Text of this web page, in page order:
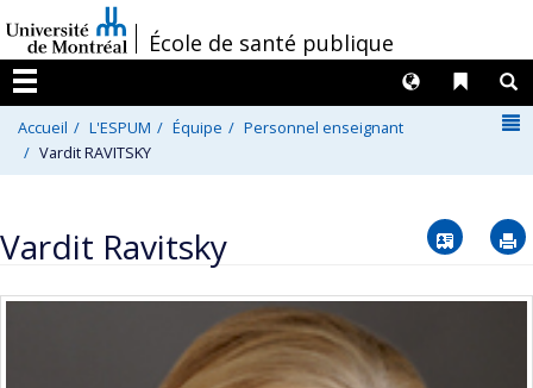
au
contenu
/École de santé publique
Menu
Liens
Langues
Accueil L'ESPUM Équipe
Personnel enseignant
Vardit RAVITSKY
Vardit Ravitsky Vcard